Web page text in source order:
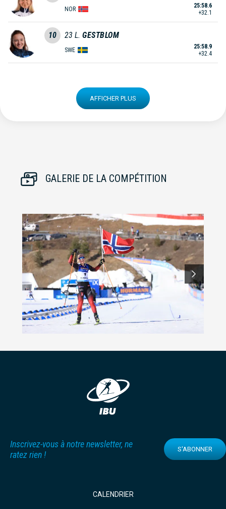
NOR
25:58.6
+32.1
10 23 L. GESTBLOM
SWE
25:58.9
+32.4
AFFICHER PLUS
GALERIE DE LA COMPÉTITION
Inscrivez-vous à notre newsletter, ne
ratez rien !
S'ABONNER
CALENDRIER